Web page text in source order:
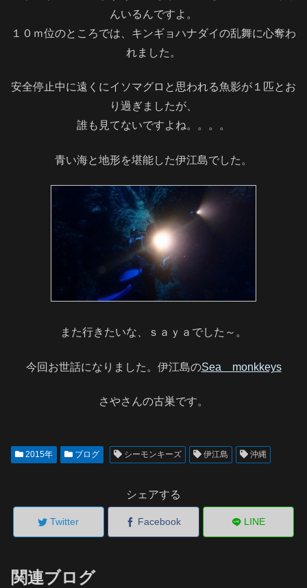
んいるんですよ。
１０ｍ位のところでは、キンギョハナダイの乱舞に心奪わ
れました。
安全停止中に遠くにイソマグロと思われる魚影が１匹とお
り過ぎましたが、
誰も見てないですよね。。。。
青い海と地形を堪能した伊江島でした。
また行きたいな、ｓａｙａでした～。
今回お世話になりました。伊江島のSea monkkeys
さやさんの古巣です。
2015年 ブログ シーモンキーズ 伊江島 沖縄
シェアする
Twitter Facebook LINE
関連ブログ